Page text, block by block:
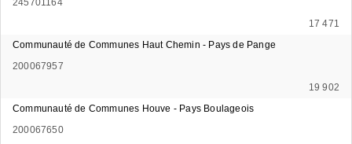
17 471
Communauté de Communes Haut Chemin - Pays de Pange
200067957
19 902
Communauté de Communes Houve - Pays Boulageois
200067650